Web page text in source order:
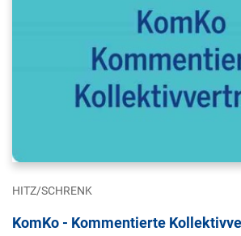
HITZ/SCHRENK
KomKo - Kommentierte